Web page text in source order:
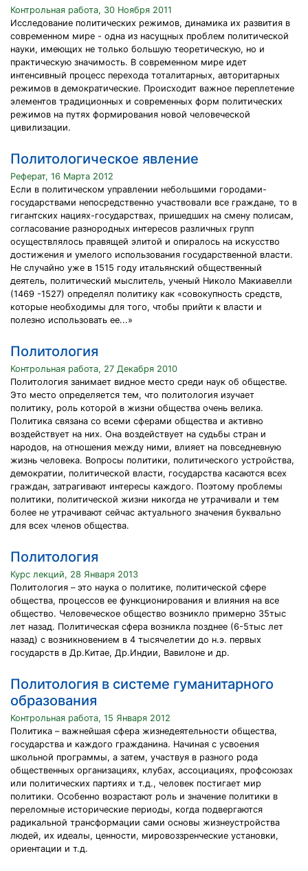
Контрольная работа, 30 Ноября 2011
Исследование политических режимов, динамика их развития в
современном мире - одна из насущных проблем политической
науки, имеющих не только большую теоретическую, но и
практическую значимость. В современном мире идет
интенсивный процесс перехода тоталитарных, авторитарных
режимов в демократические. Происходит важное переплетение
элементов традиционных и современных форм политических
режимов на путях формирования новой человеческой
цивилизации.
Политологическое явление
Реферат, 16 Марта 2012
Если в политическом управлении небольшими городами-
государствами непосредственно участвовали все граждане, то в
гигантских нациях-государствах, пришедших на смену поли­сам,
согласование разнородных интересов различных групп
осуществлялось правящей элитой и опиралось на искусство
достижения и умелого использования государственной власти.
Не случайно уже в 1515 году итальянский общественный
деятель, политический мыслитель, ученый Николо Макиавелли
(1469 -1527) определял политику как «совокупность средств,
которые необходимы для того, чтобы прийти к власти и
полезно ис­пользовать ее...»
Политология
Контрольная работа, 27 Декабря 2010
Политология занимает видное место среди наук об обществе.
Это место определяется тем, что политология изучает
политику, роль которой в жизни общества очень велика.
Политика связана со всеми сферами общества и активно
воздействует на них. Она воздействует на судьбы стран и
народов, на отношения между ними, влияет на повседневную
жизнь человека. Вопросы политики, политического устройства,
демократии, политической власти, государства касаются всех
граждан, затрагивают интересы каждого. Поэтому проблемы
политики, политической жизни никогда не утрачивали и тем
более не утрачивают сейчас актуального значения буквально
для всех членов общества.
Политология
Курс лекций, 28 Января 2013
Политология – это наука о политике, политической сфере
общества, процессов ее функционирования и влияния на все
общество. Человеческое общество возникло примерно 35тыс
лет назад. Политическая сфера возникла позднее (6-5тыс лет
назад) с возникновением в 4 тысячелетии до н.э. первых
государств в Др.Китае, Др.Индии, Вавилоне и др.
Политология в системе гуманитарного
образования
Контрольная работа, 15 Января 2012
Политика – важнейшая сфера жизнедеятельности общества,
государства и каждого гражданина. Начиная с усвоения
школьной программы, а затем, участвуя в разного рода
общественных организациях, клубах, ассоциациях, профсоюзах
или политических партиях и т.д., человек постигает мир
политики. Особенно возрастают роль и значение политики в
переломные исторические периоды, когда подвергаются
радикальной трансформации сами основы жизнеустройства
людей, их идеалы, ценности, мировоззренческие установки,
ориентации и т.д.